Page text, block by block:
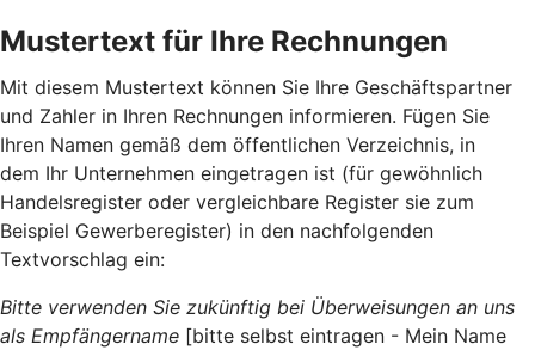
Mustertext für Ihre Rechnungen
Mit diesem Mustertext können Sie Ihre Geschäftspartner
und Zahler in Ihren Rechnungen informieren. Fügen Sie
Ihren Namen gemäß dem öffentlichen Verzeichnis, in
dem Ihr Unternehmen eingetragen ist (für gewöhnlich
Handelsregister oder vergleichbare Register sie zum
Beispiel Gewerberegister) in den nachfolgenden
Textvorschlag ein:
Bitte verwenden Sie zukünftig bei Überweisungen an uns
als Empfängername [bitte selbst eintragen - Mein Name